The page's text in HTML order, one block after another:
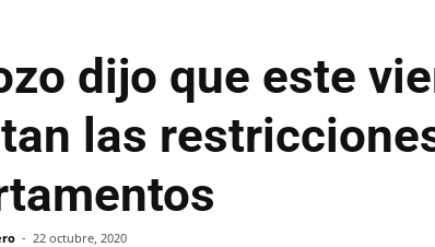
dijo que este
las
- 22 octubre, 2020